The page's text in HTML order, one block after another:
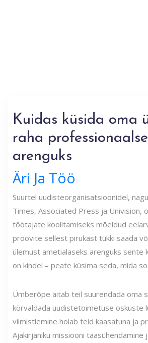
Kuidas küsida oma
raha
arenguks
Äri Ja Töö
Suurtel uudisteorganisatsioonidel,
Times, Associated Press ja Univision,
töötajate koolitamiseks mõeldud
proovite sellest pirukast tükki saada
ülemust ametialaseks arenguks sente
on kindel – peate küsima seda, mida
Ümberõpe aitab teil suurendada oma
kõrvaldada uudistetoimetuse oskuste
viimistlemine hoiab teid kaasatuna ja
Ajakirjaniku missiooni taasühendamine